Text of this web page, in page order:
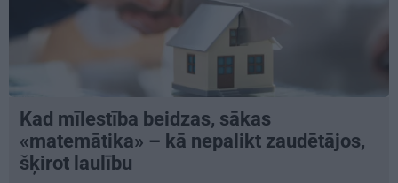
Kad mīlestība beidzas, sākas
«matemātika» – kā nepalikt zaudētājos,
šķirot laulību